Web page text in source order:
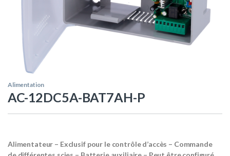
Alimentation
AC-12DC5A-BAT7AH-P
Alimentateur – Exclusif pour le contrôle d’accès – Commande